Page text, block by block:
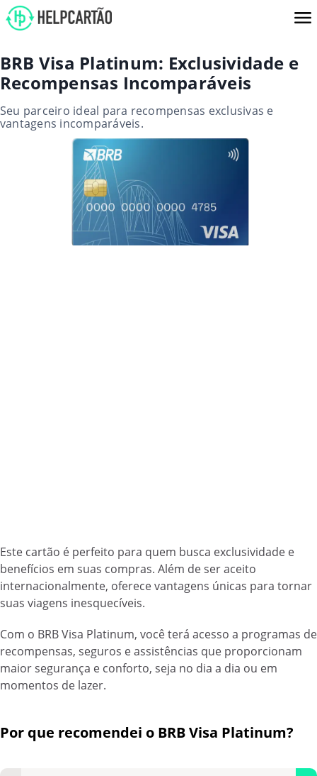
BRB Visa Platinum: Exclusividade e
Recompensas Incomparáveis
Seu parceiro ideal para recompensas exclusivas e
vantagens incomparáveis.
Este cartão é perfeito para quem busca exclusividade e
benefícios em suas compras. Além de ser aceito
internacionalmente, oferece vantagens únicas para tornar
suas viagens inesquecíveis.
Com o BRB Visa Platinum, você terá acesso a programas de
recompensas, seguros e assistências que proporcionam
maior segurança e conforto, seja no dia a dia ou em
momentos de lazer.
Por que recomendei o BRB Visa Platinum?